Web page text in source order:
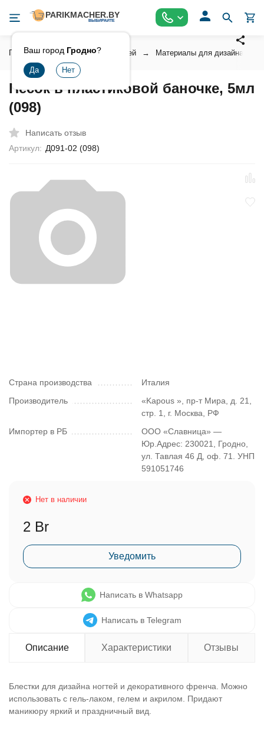
Ваш город Гродно?
Главная Косметика для ногтей Материалы для дизайна
Песок в пластиковой баночке, 5мл
(098)
Написать отзыв
Артикул: Д091-02 (098)
Страна производства
Италия
Производитель
«Kapous », пр-т Мира, д. 21,
стр. 1, г. Москва, РФ
Импортер в РБ
ООО «Славница» —
Юр.Адрес: 230021, Гродно,
ул. Тавлая 46 Д, оф. 71. УНП
591051746
Нет в наличии
2 Br
Уведомить
Написать в Whatsapp
Написать в Telegram
Описание Характеристики Отзывы
Блестки для дизайна ногтей и декоративного френча. Можно
использовать с гель-лаком, гелем и акрилом. Придают
маникюру яркий и праздничный вид.